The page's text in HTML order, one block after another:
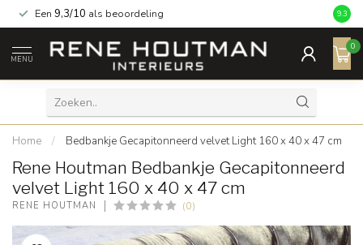
Een 9,3/10 als beoordeling 9.3
MENU
0
Home / Bedbankje Gecapitonneerd velvet Light 160 x 40 x 47 cm
Rene Houtman Bedbankje Gecapitonneerd
velvet Light 160 x 40 x 47 cm
RENE HOUTMAN (0)